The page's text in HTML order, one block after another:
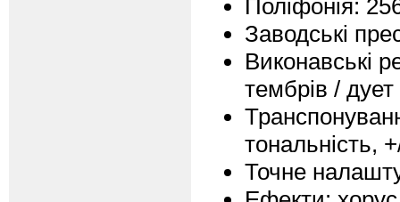
Поліфонія:
Заводські
Виконавські
тембрів / дует
тональність,
Точне